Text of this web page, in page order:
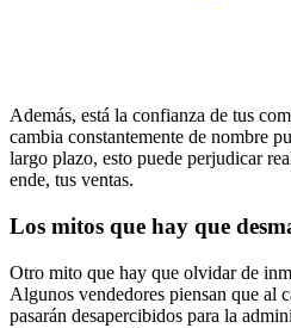
Además, está la confianza de tus
cambia constantemente de nombre
largo plazo, esto puede perjudicar
ende, tus ventas.
Los mitos que hay que
Otro mito que hay que olvidar de
Algunos vendedores piensan que al
pasarán desapercibidos para la